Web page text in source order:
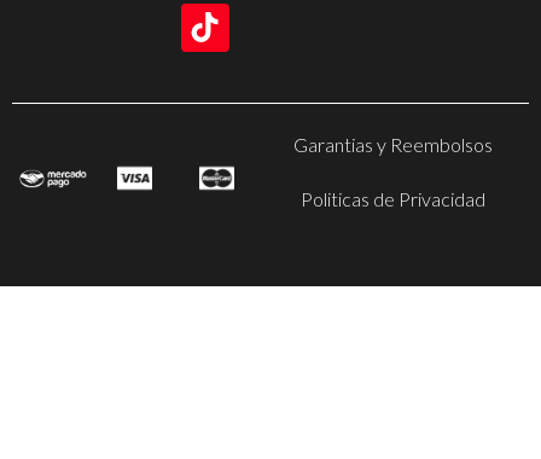
Garantias y Reembolsos
Politicas de Privacidad